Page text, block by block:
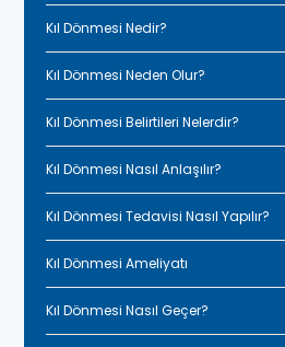
Kıl Dönmesi Nedir?
Kıl Dönmesi Neden Olur?
Kıl Dönmesi Belirtileri Nelerdir?
Kıl Dönmesi Nasıl Anlaşılır?
Kıl Dönmesi Tedavisi Nasıl Yapılır?
Kıl Dönmesi Ameliyatı
Kıl Dönmesi Nasıl Geçer?